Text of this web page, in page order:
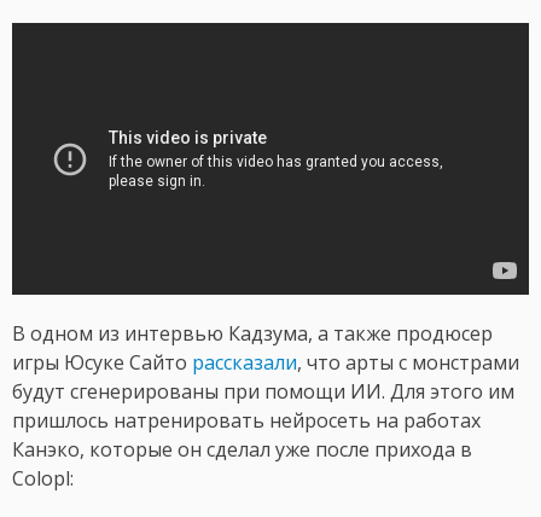
В одном из интервью Кадзума, а также продюсер
игры Юсуке Сайто рассказали, что арты с монстрами
будут сгенерированы при помощи ИИ. Для этого им
пришлось натренировать нейросеть на работах
Канэко, которые он сделал уже после прихода в
Colopl: